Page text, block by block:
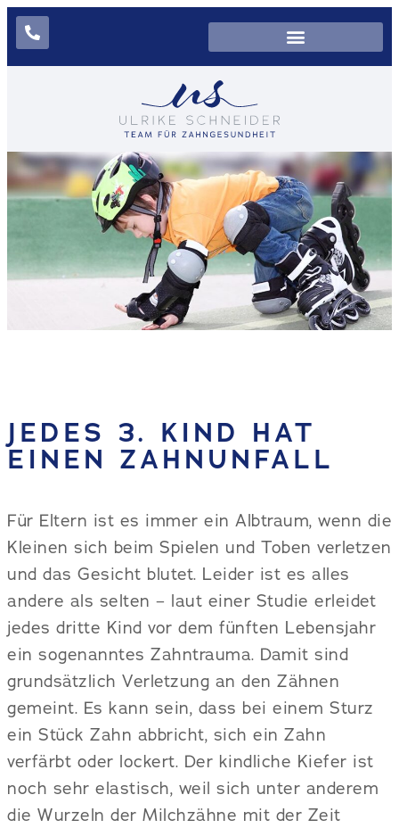
JEDES 3. KIND HAT
EINEN ZAHNUNFALL
Für Eltern ist es immer ein Albtraum, wenn die
Kleinen sich beim Spielen und Toben verletzen
und das Gesicht blutet. Leider ist es alles
andere als selten – laut einer Studie erleidet
jedes dritte Kind vor dem fünften Lebensjahr
ein sogenanntes Zahntrauma. Damit sind
grundsätzlich Verletzung an den Zähnen
gemeint. Es kann sein, dass bei einem Sturz
ein Stück Zahn abbricht, sich ein Zahn
verfärbt oder lockert. Der kindliche Kiefer ist
noch sehr elastisch, weil sich unter anderem
die Wurzeln der Milchzähne mit der Zeit